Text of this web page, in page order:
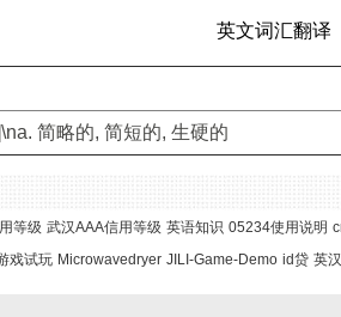
英文词汇翻译
简略的, 简短的, 生硬的
等级 武汉AAA信用等级 英语知识 05234使用说明
戏试玩 Microwavedryer JILI-Game-Demo id贷 英